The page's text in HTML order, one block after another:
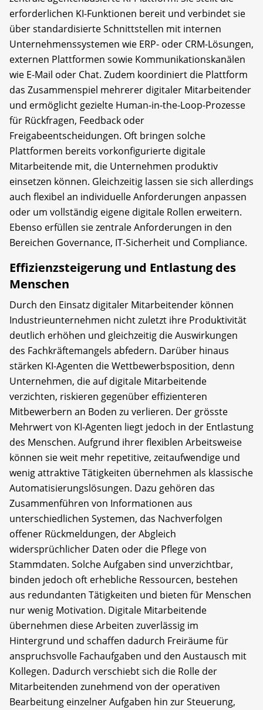
erforderlichen KI-Funktionen bereit und verbindet sie
über standardisierte Schnittstellen mit internen
Unternehmenssystemen wie ERP- oder CRM-Lösungen,
externen Plattformen sowie Kommunikationskanälen
wie E-Mail oder Chat. Zudem koordiniert die Plattform
das Zusammenspiel mehrerer digitaler Mitarbeitender
und ermöglicht gezielte Human-in-the-Loop-Prozesse
für Rückfragen, Feedback oder
Freigabeentscheidungen. Oft bringen solche
Plattformen bereits vorkonfigurierte digitale
Mitarbeitende mit, die Unternehmen produktiv
einsetzen können. Gleichzeitig lassen sie sich allerdings
auch flexibel an individuelle Anforderungen anpassen
oder um vollständig eigene digitale Rollen erweitern.
Ebenso erfüllen sie zentrale Anforderungen in den
Bereichen Governance, IT-Sicherheit und Compliance.
Effizienzsteigerung und Entlastung des
Menschen
Durch den Einsatz digitaler Mitarbeitender können
Industrieunternehmen nicht zuletzt ihre Produktivität
deutlich erhöhen und gleichzeitig die Auswirkungen
des Fachkräftemangels abfedern. Darüber hinaus
stärken KI-Agenten die Wettbewerbsposition, denn
Unternehmen, die auf digitale Mitarbeitende
verzichten, riskieren gegenüber effizienteren
Mitbewerbern an Boden zu verlieren. Der grösste
Mehrwert von KI-Agenten liegt jedoch in der Entlastung
des Menschen. Aufgrund ihrer flexiblen Arbeitsweise
können sie weit mehr repetitive, zeitaufwendige und
wenig attraktive Tätigkeiten übernehmen als klassische
Automatisierungslösungen. Dazu gehören das
Zusammenführen von Informationen aus
unterschiedlichen Systemen, das Nachverfolgen
offener Rückmeldungen, der Abgleich
widersprüchlicher Daten oder die Pflege von
Stammdaten. Solche Aufgaben sind unverzichtbar,
binden jedoch oft erhebliche Ressourcen, bestehen
aus redundanten Tätigkeiten und bieten für Menschen
nur wenig Motivation. Digitale Mitarbeitende
übernehmen diese Arbeiten zuverlässig im
Hintergrund und schaffen dadurch Freiräume für
anspruchsvolle Fachaufgaben und den Austausch mit
Kollegen. Dadurch verschiebt sich die Rolle der
Mitarbeitenden zunehmend von der operativen
Bearbeitung einzelner Aufgaben hin zur Steuerung,